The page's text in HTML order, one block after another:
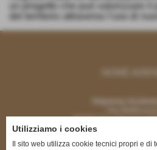
un progetto che può valorizzare il
del territorio attraverso l'uso di
Impresa
20097 San Donato
Utilizziamo i cookies
Il sito web utilizza cookie tecnici propri e di